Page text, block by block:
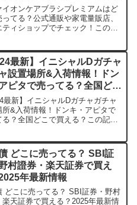
ック！
イオンケアブラシプレミアムはど
ってる？公式通販や家電量販店、
ティショップでチェック！この記
く買える場所などを手短に紹介し
店舗名参考価格（税込...
最新】イニシャルDガチャ
設置場所&入荷情報！ドン
ピタで売ってる？全国どこ
る？
最新】イニシャルDガチャガチャ
所&入荷情報！ドンキ・アピタで
る？全国どこで買える？この記事
く買える場所などを手短に紹介し
イニシャルD...
どこに売ってる？ SBI証
村證券・楽天証券で買え
年最新情報
どこに売ってる？ SBI証券・野村
楽天証券で買える？2025年最新情